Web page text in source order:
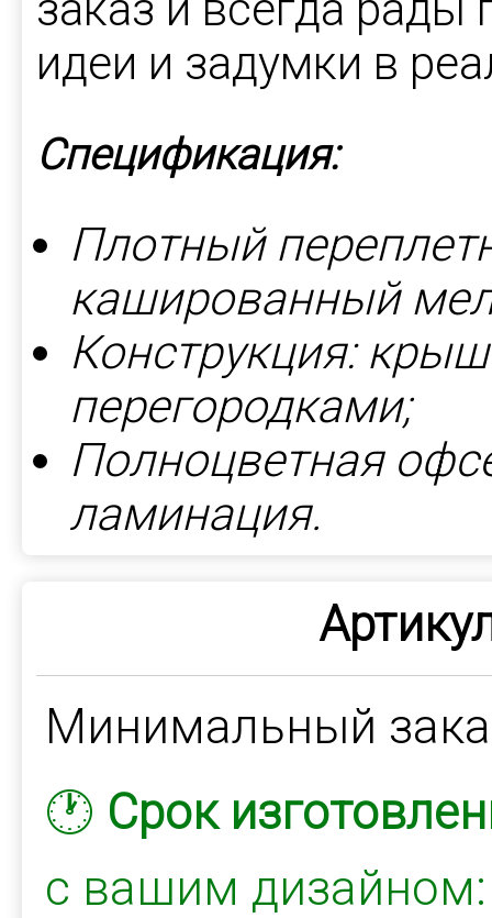
идеи и задумки в
Спецификация:
Плотный
кашированный
Конструкция:
перегородками;
Полноцветная
ламинация.
Минимальный
🕐 Срок
с вашим